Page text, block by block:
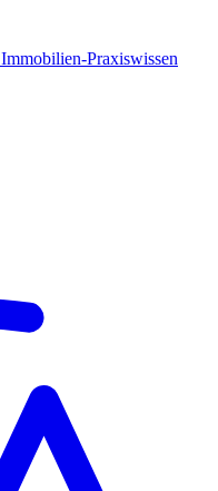
Immobilien-Praxiswissen